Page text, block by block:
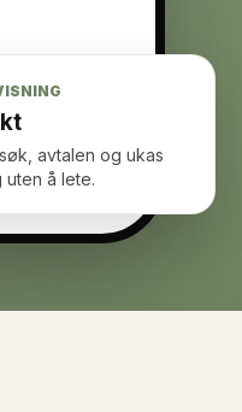
avtalen og ukas
uten å lete.